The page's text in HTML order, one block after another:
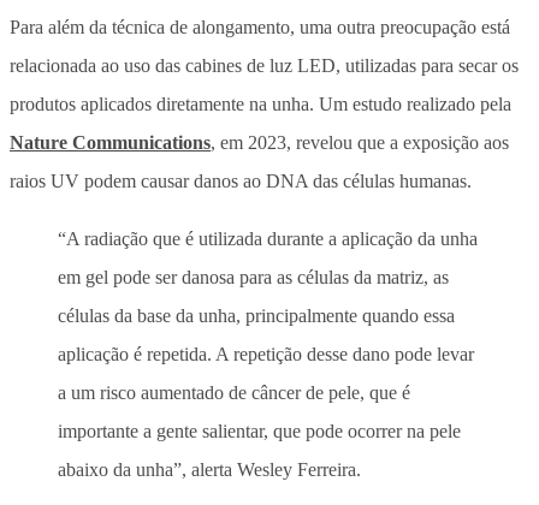
Para além da técnica de alongamento, uma outra preocupação está
relacionada ao uso das cabines de luz LED, utilizadas para secar os
produtos aplicados diretamente na unha. Um estudo realizado pela
Nature Communications, em 2023, revelou que a exposição aos
raios UV podem causar danos ao DNA das células humanas.
“A radiação que é utilizada durante a aplicação da unha
em gel pode ser danosa para as células da matriz, as
células da base da unha, principalmente quando essa
aplicação é repetida. A repetição desse dano pode levar
a um risco aumentado de câncer de pele, que é
importante a gente salientar, que pode ocorrer na pele
abaixo da unha”, alerta Wesley Ferreira.